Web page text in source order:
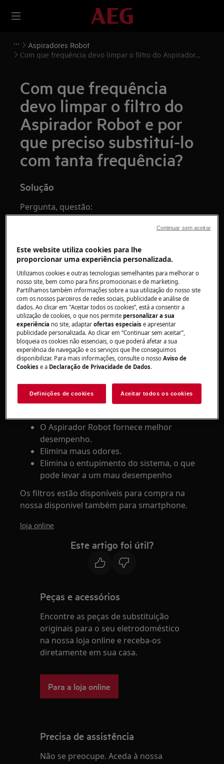
Aspiradores Robot
Com que frequência devo limpar o filtro do Aspirador
Com que frequência
devo limpar o filtro do
Aspirador Robot e por
que preciso substituí-lo
com tanta frequência?
Solução
Pergunta, questão:
Com que frequência devo limpar o filtro do
Por que preciso substituir o filtro com
tanta frequência?
Aplica-se a:
Aspirador Robot da série i9 pura
Aspirador Robot da série RX9
Responda:
1. Para resultados de limpeza ideal,
recomendamos que limpe o filtro de pó
substituí-lo a cada 6 meses.
Com um filtro limpo:
O Aspirador Robot fornece melhor
desempenho.
Elimina maus odores.
Elimina o entupimento do sistema, o que
pode levar a um mau desempenho
Os filtros estão disponíveis para compra na
nossa disponivel também para smartphone.
loja online
Este artigo foi útil?
Peças e acessórios
Encontre as peças de substituição
originais para o seu eletrodoméstico
na nossa loja online e receba-os
diretamente em sua casa.
Para a loja online
Precisa de assistência
Não se preocupe. Aceda à nossa
Este website utiliza cookies para lhe
proporcionar uma experiência personalizada.
Utilizamos cookies e outras tecnologias semelhantes para melhorar o
nosso site, bem como para fins promocionais e de marketing.
Partilhamos também informações sobre a sua utilização do nosso site
com os nossos parceiros de redes sociais, publicidade e análise de
dados. Ao clicar em "Aceitar todos os cookies”, está a consentir a
utilização de cookies, o que nos permitepersonalizar a sua
experiência no site, adaptarofertas especiaise apresentar
publicidade personalizada. Ao clicar em “Continuar sem aceitar”,
bloqueia os cookies não essenciais, o que poderá afetar a sua
experiência de navegação e os serviços que lhe conseguimos
disponibilizar. Para mais informações, consulte o nossoAviso de
Cookies e a Declaração de Privacidade de Dados.
Definições de cookies Aceitar todos os cookies
Continuar sem aceitar